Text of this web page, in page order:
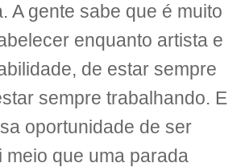
A gente sabe que é muito
enquanto artista e
de estar sempre
sempre trabalhando. E
oportunidade de ser
meio que uma parada